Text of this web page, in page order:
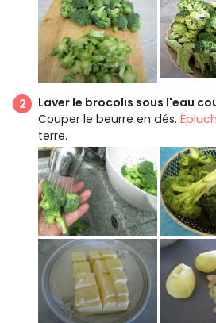
Laver le brocolis sous l'eau
Couper le beurre en dés.
terre.